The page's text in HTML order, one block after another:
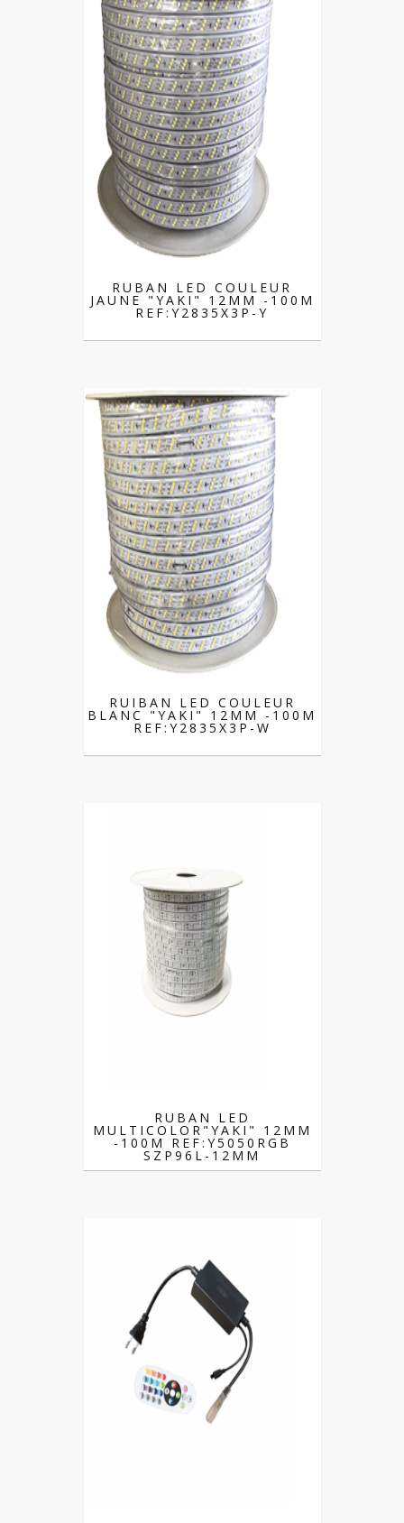
RUBAN LED COULEUR
JAUNE "YAKI" 12MM -100M
REF:Y2835X3P-Y
RUIBAN LED COULEUR
BLANC "YAKI" 12MM -100M
REF:Y2835X3P-W
RUBAN LED
MULTICOLOR"YAKI" 12MM
-100M REF:Y5050RGB
SZP96L-12MM